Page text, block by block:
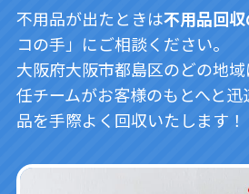
不用品が出たときは不用品回
コの手」にご相談ください。
大阪府大阪市都島区のどの地
任チームがお客様のもとへと
品を手際よく回収いたします！